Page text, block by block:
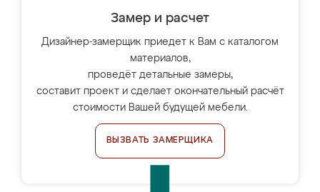
Замер и расчет
Дизайнер-замерщик приедет к Вам с каталогом
материалов,
проведёт детальные замеры,
составит проект и сделает окончательный расчёт
стоимости Вашей будущей мебели.
ВЫЗВАТЬ ЗАМЕРЩИКА